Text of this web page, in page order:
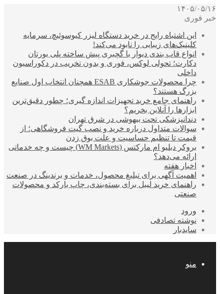
۱۴۰۵/۰۵/۱۶
خبر فوری
این اشتباه رایج در خرید دستگاه لیزر کیوسوئیچ، سرمایه
کلینیک‌های زیبایی را نابود می‌کند!
انواع قاب بندی دیوار با گچبری پیش ساخته پلی یورتان
دکارت؛ تحولی لوکس، فوری و بدون تخریب در دکوراسیون
داخلی
چرا محصولات جوشکاری ESAB همچنان انتخاب اول صنایع
بزرگ هستند؟
راهنمای جامع خرید تجهیزات اندازه گیری؛ چطور دقیق‌ترین
ابزارها را آنلاین بخریم؟
دندانپزشکی تحت بیهوشی در شرق تهران
سوالات متداول درباره خرید و نصب گیت فروشگاهی؛ از
قیمت تا تنظیم حساسیت و علت بوق زدن
بروکر دبلیو ام مارکتس (WM Markets) چیست و چه خدماتی
ارائه می‌دهد؟
اخبار هفته
اهمیت آگهی برای تبلیغ محصول، خدمات و برندینگ در صنعت
راهنمای خرید لیبل برای بسته‌بندی، چاپ بارکد و محصولات
صنعتی
ورود
نوشته تصادفی
سایدبار
منو